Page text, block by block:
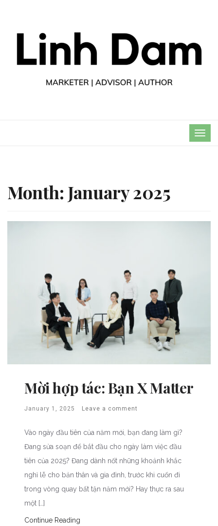
Month: January 2025
Mời hợp tác: Bạn X Matter
January 1, 2025 Leave a comment
Vào ngày đầu tiên của năm mới, bạn đang làm gì?
Đang sửa soạn để bắt đầu cho ngày làm việc đầu
tiên của 2025? Đang dành nốt những khoảnh khắc
nghỉ lễ cho bản thân và gia đình, trước khi cuốn đi
trong vòng quay bất tận năm mới? Hay thực ra sau
một […]
Continue Reading